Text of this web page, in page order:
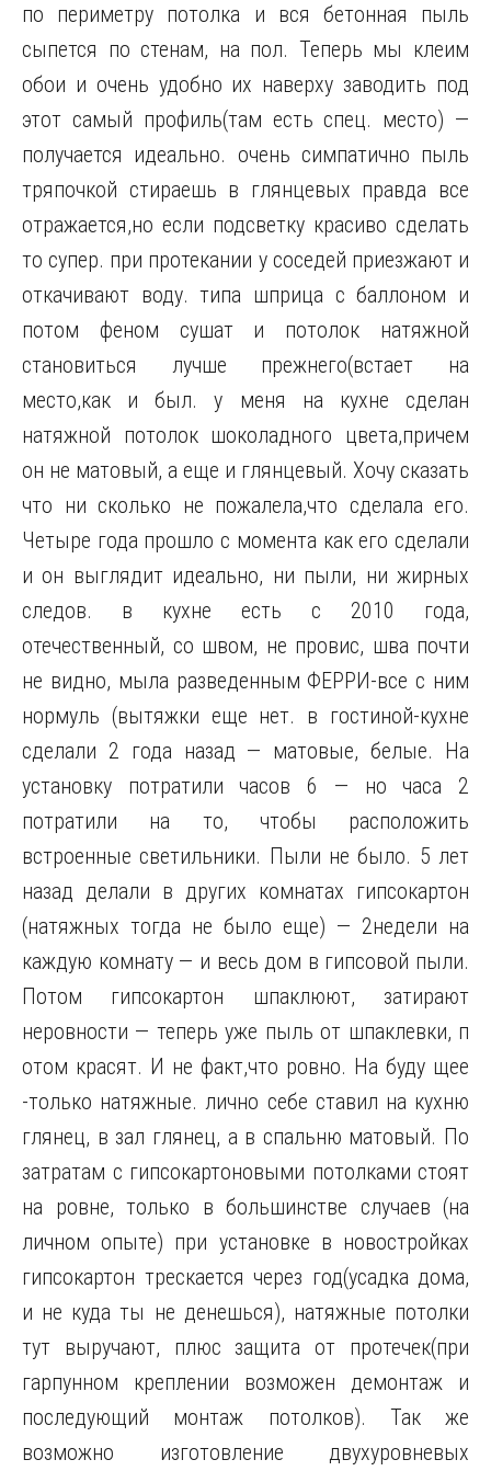
по периметру потолка и вся бетонная пыль
сыпется по стенам, на пол. Теперь мы клеим
обои и очень удобно их наверху заводить под
этот самый профиль(там есть спец. место) —
получается идеально. очень симпатично пыль
тряпочкой стираешь в глянцевых правда все
отражается,но если подсветку красиво сделать
то супер. при протекании у соседей приезжают и
откачивают воду. типа шприца с баллоном и
потом феном сушат и потолок натяжной
становиться лучше прежнего(встает на
место,как и был. у меня на кухне сделан
натяжной потолок шоколадного цвета,причем
он не матовый, а еще и глянцевый. Хочу сказать
что ни сколько не пожалела,что сделала его.
Четыре года прошло с момента как его сделали
и он выглядит идеально, ни пыли, ни жирных
следов. в кухне есть с 2010 года,
отечественный, со швом, не провис, шва почти
не видно, мыла разведенным ФЕРРИ-все с ним
нормуль (вытяжки еще нет. в гостиной-кухне
сделали 2 года назад — матовые, белые. На
установку потратили часов 6 — но часа 2
потратили на то, чтобы расположить
встроенные светильники. Пыли не было. 5 лет
назад делали в других комнатах гипсокартон
(натяжных тогда не было еще) — 2недели на
каждую комнату — и весь дом в гипсовой пыли.
Потом гипсокартон шпаклюют, затирают
неровности — теперь уже пыль от шпаклевки, п
отом красят. И не факт,что ровно. На буду щее
-только натяжные. лично себе ставил на кухню
глянец, в зал глянец, а в спальню матовый. По
затратам с гипсокартоновыми потолками стоят
на ровне, только в большинстве случаев (на
личном опыте) при установке в новостройках
гипсокартон трескается через год(усадка дома,
и не куда ты не денешься), натяжные потолки
тут выручают, плюс защита от протечек(при
гарпунном креплении возможен демонтаж и
последующий монтаж потолков). Так же
возможно изготовление двухуровневых